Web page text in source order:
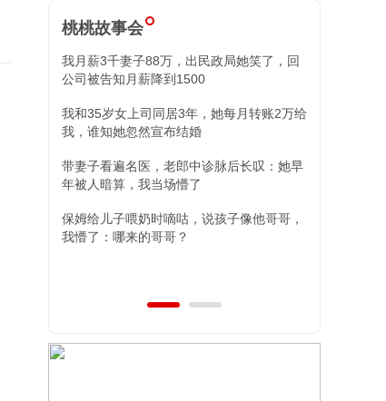
桃桃故事会
我月薪3千妻子88万，出民政局她笑了，回
公司被告知月薪降到1500
我和35岁女上司同居3年，她每月转账2万给
我，谁知她忽然宣布结婚
带妻子看遍名医，老郎中诊脉后长叹：她早
年被人暗算，我当场懵了
保姆给儿子喂奶时嘀咕，说孩子像他哥哥，
我懵了：哪来的哥哥？